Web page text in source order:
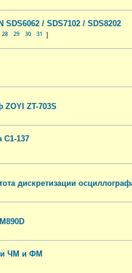
/ SDS7102 / SDS8202
28 29 30 31
ZOYI ZT-703S
С1-137
дискретизации
ЧМ и ФМ